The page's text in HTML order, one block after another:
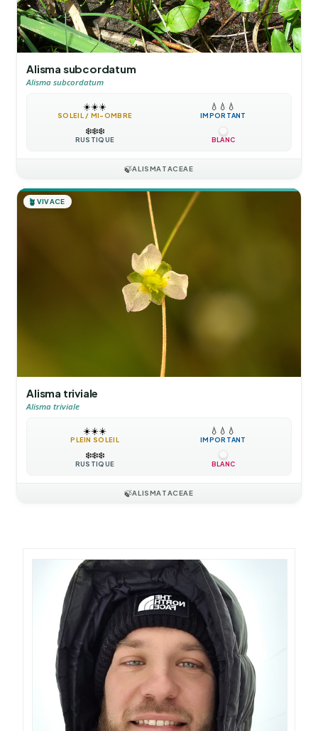
Alisma subcordatum
Alisma subcordatum
☀️☀️☀️
SOLEIL / MI-OMBRE
💧 💧 💧
IMPORTANT
❄️❄️❄️
RUSTIQUE BLANC
🍃ALISMATACEAE
🪴 VIVACE
Alisma triviale
Alisma triviale
☀️☀️☀️
PLEIN SOLEIL
💧 💧 💧
IMPORTANT
❄️❄️❄️
RUSTIQUE BLANC
🍃ALISMATACEAE